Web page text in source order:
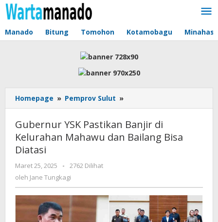
Lewati
ke
Manado Bitung Tomohon Kotamobagu Minahasa
Homepage » Pemprov Sulut »
YSK
Banjir
di
Bisa
Diatasi
Gubernur YSK Pastikan Banjir di
Kelurahan Mahawu dan Bailang Bisa
Diatasi
Maret 25, 2025
oleh
Jane
Tungkagi
-
2762 Dilihat
oleh Jane Tungkagi